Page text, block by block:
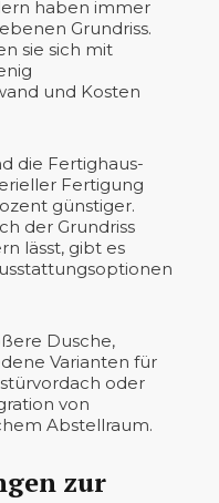
haben immer
Grundriss.
sie sich mit
und Kosten
die Fertighaus-
Fertigung
günstiger.
der Grundriss
lässt, gibt es
Dusche,
Varianten für
oder
von
Abstellraum.
zur